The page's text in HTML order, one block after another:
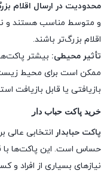
محدودیت در ارسال اقلام
و متوسط مناسب هستند و
اقلام بزرگ‌تر باشند.
تأثیر محیطی: بیشتر
ممکن است برای محیط
بازیافتی یا قابل بازیافت
خرید پاکت حباب دار
پاکت حبابدار انتخابی
حساس است. این پاکت‌ها با
نیازهای بسیاری از افراد و